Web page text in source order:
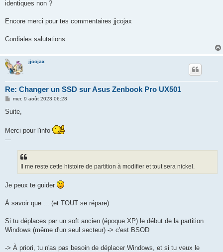
identiques non ?
Encore merci pour tes commentaires jjcojax
Cordiales salutations
jjcojax
Re: Changer un SSD sur Asus Zenbook Pro UX501
M
s
e
mer. 9 août 2023 06:28
Suite,
Merci pour l'info
---
Il me reste cette histoire de partition à modifier et tout sera nickel.
Je peux te guider
À savoir que ... (et TOUT se répare)
Si tu déplaces par un soft ancien (époque XP) le début de la partition
Windows (même d'un seul secteur) -> c'est BSOD
-> À priori, tu n'as pas besoin de déplacer Windows, et si tu veux le